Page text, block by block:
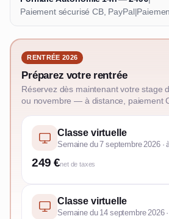
Paiement sécurisé CB, PayPal|
RENTRÉE 2026
Préparez votre rentrée
Réservez dès maintenant votre stage
ou novembre — à distance, paiement
Classe virtuelle
Semaine du 7 septembre 2026 ·
249 €net de taxes
Classe virtuelle
Semaine du 14 septembre 2026